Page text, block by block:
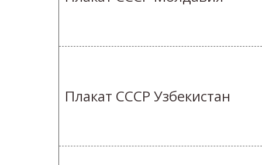
Плакат СССР Узбекистан